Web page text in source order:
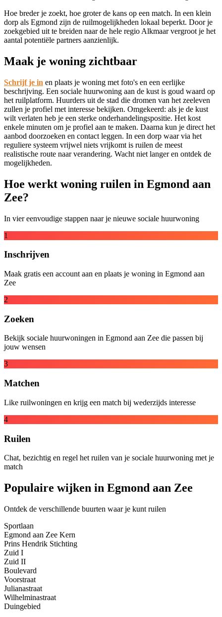
Hoe breder je zoekt, hoe groter de kans op een match. In een klein
dorp als Egmond zijn de ruilmogelijkheden lokaal beperkt. Door je
zoekgebied uit te breiden naar de hele regio Alkmaar vergroot je het
aantal potentiële partners aanzienlijk.
Maak je woning zichtbaar
Schrijf je in en plaats je woning met foto's en een eerlijke
beschrijving. Een sociale huurwoning aan de kust is goud waard op
het ruilplatform. Huurders uit de stad die dromen van het zeeleven
zullen je profiel met interesse bekijken. Omgekeerd: als je de kust
wilt verlaten heb je een sterke onderhandelingspositie. Het kost
enkele minuten om je profiel aan te maken. Daarna kun je direct het
aanbod doorzoeken en contact leggen. In een dorp waar via het
reguliere systeem vrijwel niets vrijkomt is ruilen de meest
realistische route naar verandering. Wacht niet langer en ontdek de
mogelijkheden.
Hoe werkt woning ruilen in Egmond aan
Zee?
In vier eenvoudige stappen naar je nieuwe sociale huurwoning
1
Inschrijven
Maak gratis een account aan en plaats je woning in Egmond aan
Zee
2
Zoeken
Bekijk sociale huurwoningen in Egmond aan Zee die passen bij
jouw wensen
3
Matchen
Like ruilwoningen en krijg een match bij wederzijds interesse
4
Ruilen
Chat, bezichtig en regel het ruilen van je sociale huurwoning met je
match
Populaire wijken in Egmond aan Zee
Ontdek de verschillende buurten waar je kunt ruilen
Sportlaan
Egmond aan Zee Kern
Prins Hendrik Stichting
Zuid I
Zuid II
Boulevard
Voorstraat
Julianastraat
Wilhelminastraat
Duingebied